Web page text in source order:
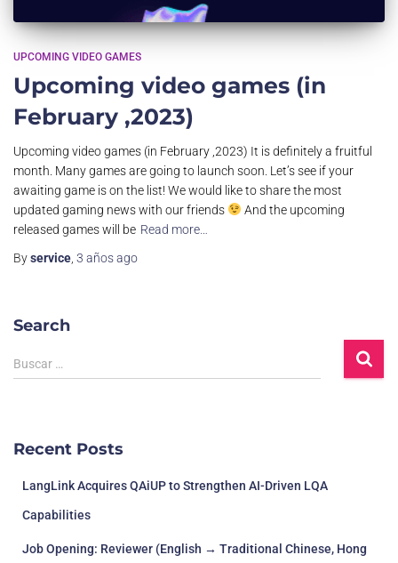
UPCOMING VIDEO GAMES
Upcoming video games (in
February ,2023)
Upcoming video games (in February ,2023) It is definitely a fruitful
month. Many games are going to launch soon. Let’s see if your
awaiting game is on the list! We would like to share the most
updated gaming news with our friends
And the upcoming
released games will be Read more…
Byservice 3 añosago
Search
Buscar …
Recent Posts
LangLink Acquires QAiUP to Strengthen AI-Driven LQA
Capabilities
Job Opening: Reviewer (English → Traditional Chinese, Hong